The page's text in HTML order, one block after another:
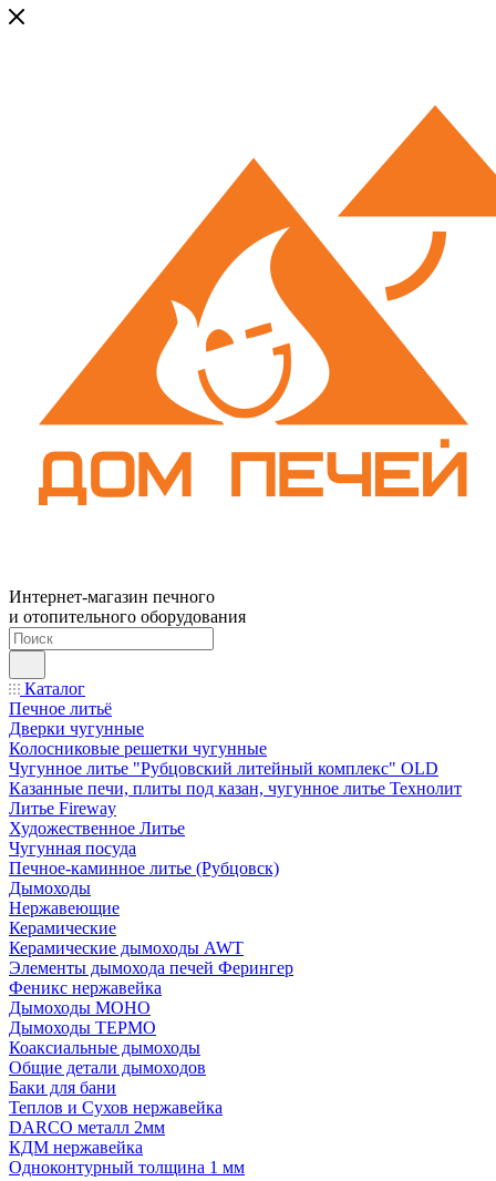
Интернет-магазин печного
и отопительного оборудования
Каталог
Печное литьё
Дверки чугунные
Колосниковые решетки чугунные
Чугунное литье "Рубцовский литейный комплекс" OLD
Казанные печи, плиты под казан, чугунное литье Технолит
Литье Fireway
Художественное Литье
Чугунная посуда
Печное-каминное литье (Рубцовск)
Дымоходы
Нержавеющие
Керамические
Керамические дымоходы AWT
Элементы дымохода печей Ферингер
Феникс нержавейка
Дымоходы МОНО
Дымоходы ТЕРМО
Коаксиальные дымоходы
Общие детали дымоходов
Баки для бани
Теплов и Сухов нержавейка
DARCO металл 2мм
КДМ нержавейка
Одноконтурный толщина 1 мм